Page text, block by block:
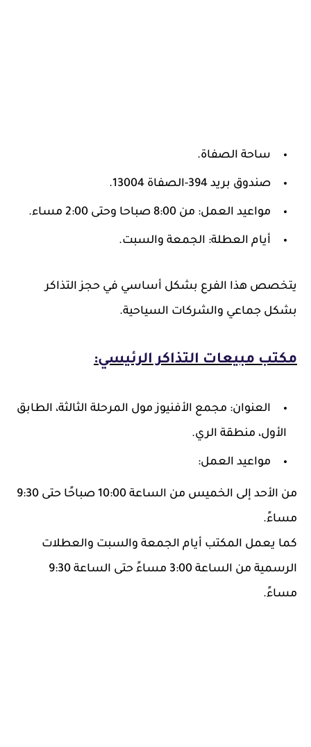
ساحة الصفاة.
صندوق بريد 394-الصفاة 13004.
مواعيد العمل: من 8:00 صباحا وحتى 2:00 مساء.
أيام العطلة: الجمعة والسبت.
يتخصص هذا الفرع بشكل أساسي في حجز التذاكر
بشكل جماعي والشركات السياحية.
مكتب مبيعات التذاكر الرئيسي:
العنوان: مجمع الأفنيوز مول المرحلة الثالثة، الطابق
الأول، منطقة الري.
مواعيد العمل:
من الأحد إلى الخميس من الساعة 10:00 صباحًا حتى 9:30
مساءً.
كما يعمل المكتب أيام الجمعة والسبت والعطلات
الرسمية من الساعة 3:00 مساءً حتى الساعة 9:30
مساءً.